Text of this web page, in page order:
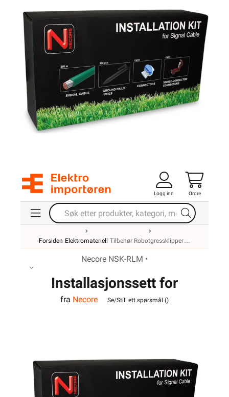
Logg inn Ordre
Forsiden Elektromateriell Tilbehør Robotgressklipper
Necore NSK-RLM •
Installasjonssett for
robotgressklippere
fra Necore Se/Still ett spørsmål ()